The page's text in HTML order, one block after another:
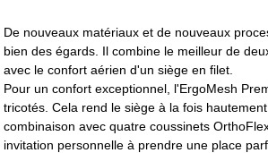
De nouveaux matériaux et de nouveaux
bien des égards. Il combine le meilleur de
avec le confort aérien d'un siège en filet.
Pour un confort exceptionnel, l'ErgoMesh
tricotés. Cela rend le siège à la fois
combinaison avec quatre coussinets
invitation personnelle à prendre une place